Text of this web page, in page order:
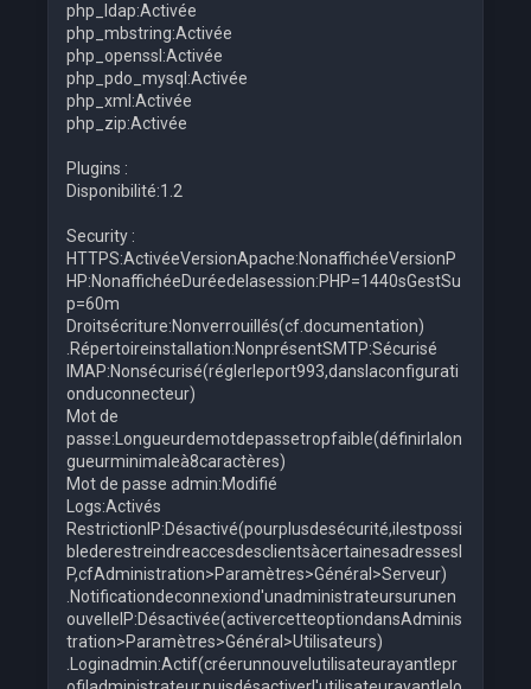
php_ldap:Activée
php_mbstring:Activée
php_openssl:Activée
php_pdo_mysql:Activée
php_xml:Activée
php_zip:Activée
Plugins :
Disponibilité:1.2
Security :
HTTPS:ActivéeVersionApache:NonaffichéeVersionP
HP:NonaffichéeDuréedelasession:PHP=1440sGestSu
p=60m
Droitsécriture:Nonverrouillés(cf.documentation)
.Répertoireinstallation:NonprésentSMTP:Sécurisé
IMAP:Nonsécurisé(réglerleport993,danslaconfigurati
onduconnecteur)
Mot de
passe:Longueurdemotdepassetropfaible(définirlalon
gueurminimaleà8caractères)
Mot de passe admin:Modifié
Logs:Activés
RestrictionIP:Désactivé(pourplusdesécurité,ilestpossi
blederestreindreaccesdesclientsàcertainesadressesI
P,cfAdministration>Paramètres>Général>Serveur)
.Notificationdeconnexiond'unadministrateursurunen
ouvelleIP:Désactivée(activercetteoptiondansAdminis
tration>Paramètres>Général>Utilisateurs)
.Loginadmin:Actif(créerunnouvelutilisateurayantlepr